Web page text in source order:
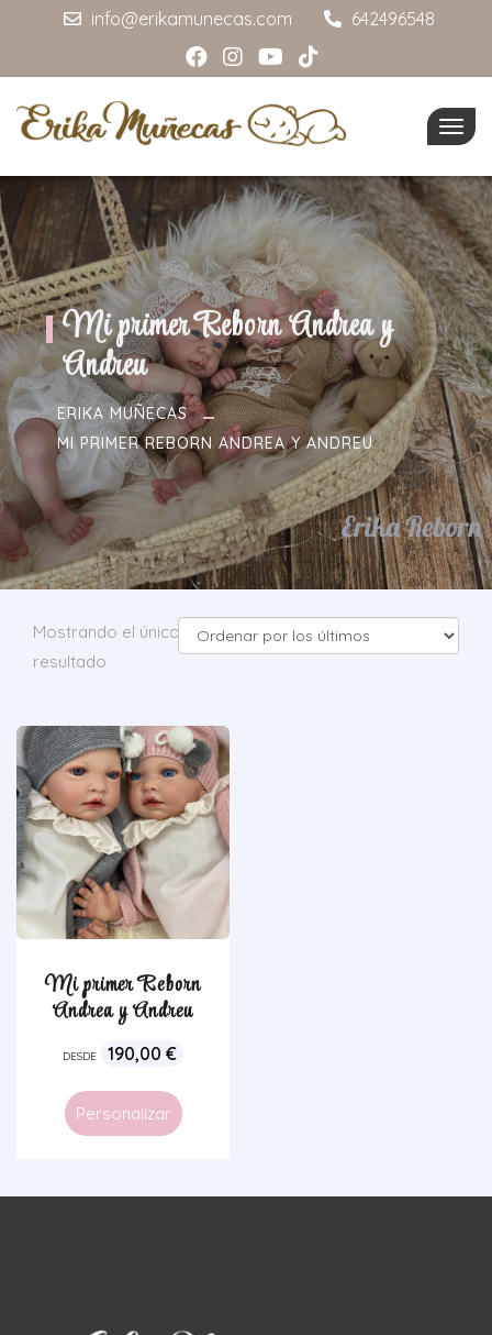
info@erikamunecas.com 642496548
Mi primer Reborn Andrea y
Andreu
ERIKA MUÑECAS
MI PRIMER REBORN ANDREA Y ANDREU
Mostrando el único
resultado
Mi primer Reborn
Andrea y Andreu
DESDE 190,00 €
Personalizar